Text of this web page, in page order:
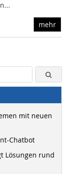
mehr
mit neuen
Chatbot
Lösungen rund